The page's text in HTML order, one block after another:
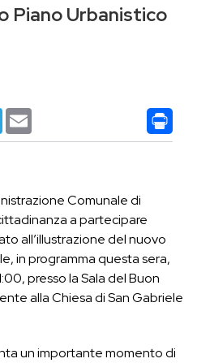
Piano Urbanistico
Telegram
Comunale di
a partecipare
all’illustrazione del nuovo
in programma questa sera,
presso la Sala del Buon
alla Chiesa di San Gabriele
un importante momento di